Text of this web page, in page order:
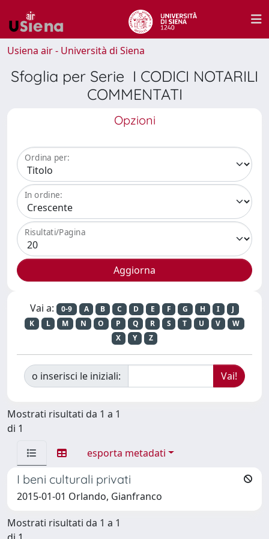
Usiena air - Università di Siena
Sfoglia per Serie I CODICI NOTARILI
COMMENTATI
Opzioni
Ordina per:
In ordine:
Risultati/Pagina
Vai a: 0-9 A B C D E F G H I
J
K
L M N O P Q R S T U V
W
X
Y Z
o inserisci le iniziali:
Mostrati risultati da 1 a 1
di 1
esporta metadati
I beni culturali privati
2015-01-01 Orlando, Gianfranco
Mostrati risultati da 1 a 1